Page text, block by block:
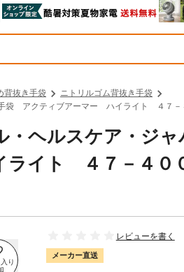
背抜き手袋
ニトリルゴム背抜き手袋
手袋 アクティブアーマー ハイライト ４７
・ヘルスケア・ジ
イト ４７－４０
レビューを書く
メーカー直送